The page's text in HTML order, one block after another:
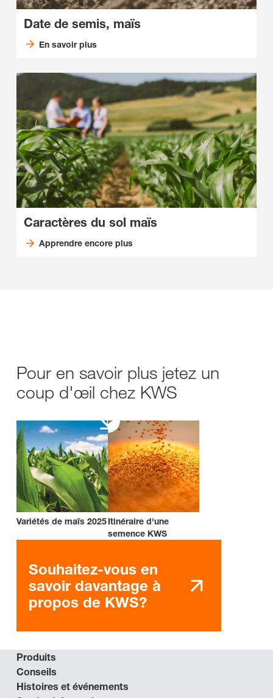
Date de semis, maïs
En savoir plus
Caractères du sol maïs
Apprendre encore plus
Pour en savoir plus jetez un
coup d'œil chez KWS
Variétés de maïs 2025Itinéraire d'une
semence KWS
Souhaitez-vous en
savoir davantage à
propos de KWS?
Produits
Conseils
Histoires et événements